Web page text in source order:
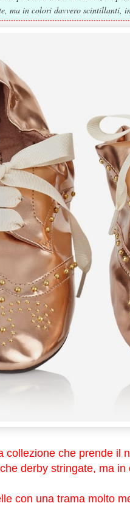
ma in colori davvero scintillanti,
collezione che prende il
derby stringate, ma
con una trama molto